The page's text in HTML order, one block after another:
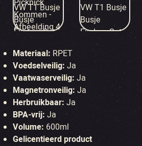
Materiaal: RPET
Voedselveilig: Ja
Vaatwaserveilig: Ja
Magnetronveilig: Ja
Herbruikbaar: Ja
BPA-vrij: Ja
Volume: 600ml
Gelicentieerd product